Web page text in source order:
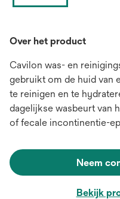
Over het product
Cavilon was- en
gebruikt om de huid van
te reinigen en te
dagelijkse wasbeurt van
of fecale incontinentie-
Neem
Bekijk